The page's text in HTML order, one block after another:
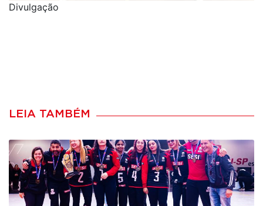
Divulgação
LEIA TAMBÉM